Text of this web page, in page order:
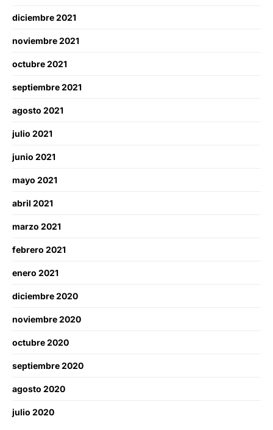
diciembre 2021
noviembre 2021
octubre 2021
septiembre 2021
agosto 2021
julio 2021
junio 2021
mayo 2021
abril 2021
marzo 2021
febrero 2021
enero 2021
diciembre 2020
noviembre 2020
octubre 2020
septiembre 2020
agosto 2020
julio 2020